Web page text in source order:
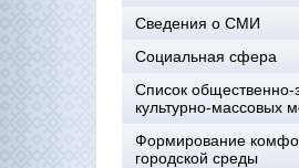
Сведения о СМИ
Социальная сфера
Список общественно-
культурно-массовых
Формирование
городской среды